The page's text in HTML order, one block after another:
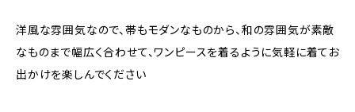
洋風な雰囲気なので、帯もモダンなものから、和の雰囲気が素敵
なものまで幅広く合わせて、ワンピースを着るように気軽に着てお
出かけを楽しんでください